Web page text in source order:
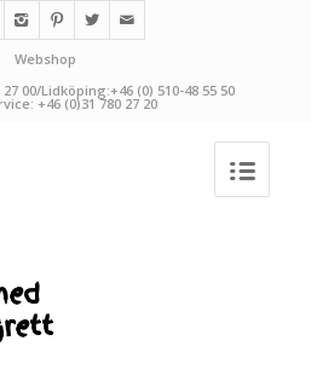
Webshop
00/Lidköping:+46 (0) 510-48 55 50
+46 (0)31 780 27 20